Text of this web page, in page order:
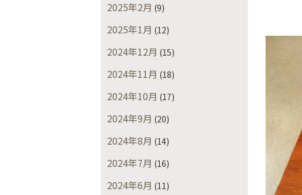
2025年2月 (9)
2025年1月 (12)
2024年12月 (15)
2024年11月 (18)
2024年10月 (17)
2024年9月 (20)
2024年8月 (14)
2024年7月 (16)
2024年6月 (11)